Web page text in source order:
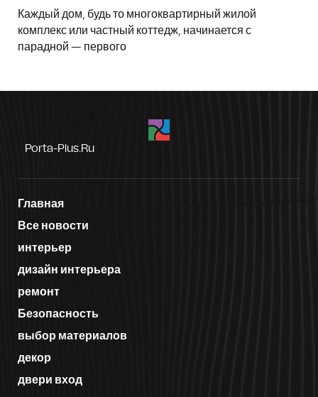
Каждый дом, будь то многоквартирный жилой
комплекс или частный коттедж, начинается с
парадной — первого
Porta-Plus.ru
Главная
Все новости
интерьер
дизайн интерьера
ремонт
Безопасность
выбор материалов
декор
двери вход